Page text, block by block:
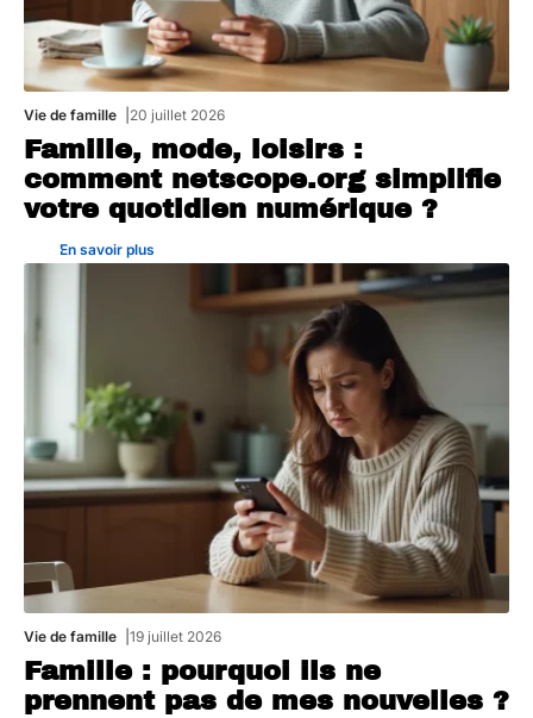
Vie de famille 20 juillet 2026
Famille, mode, loisirs :
comment netscope.org simplifie
votre quotidien numérique ?
En savoir plus
Vie de famille 19 juillet 2026
Famille : pourquoi ils ne
prennent pas de mes nouvelles ?